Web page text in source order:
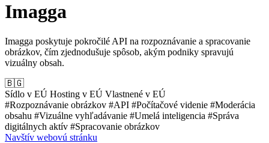
Imagga
Imagga poskytuje pokročilé API na rozpoznávanie a spracovanie
obrázkov, čím zjednodušuje spôsob, akým podniky spravujú
vizuálny obsah.
🇧🇬
Sídlo v EÚ Hosting v EÚ Vlastnené v EÚ
#Rozpoznávanie obrázkov #API #Počítačové videnie #Moderácia
obsahu #Vizuálne vyhľadávanie #Umelá inteligencia #Správa
digitálnych aktív #Spracovanie obrázkov
Navštív webovú stránku